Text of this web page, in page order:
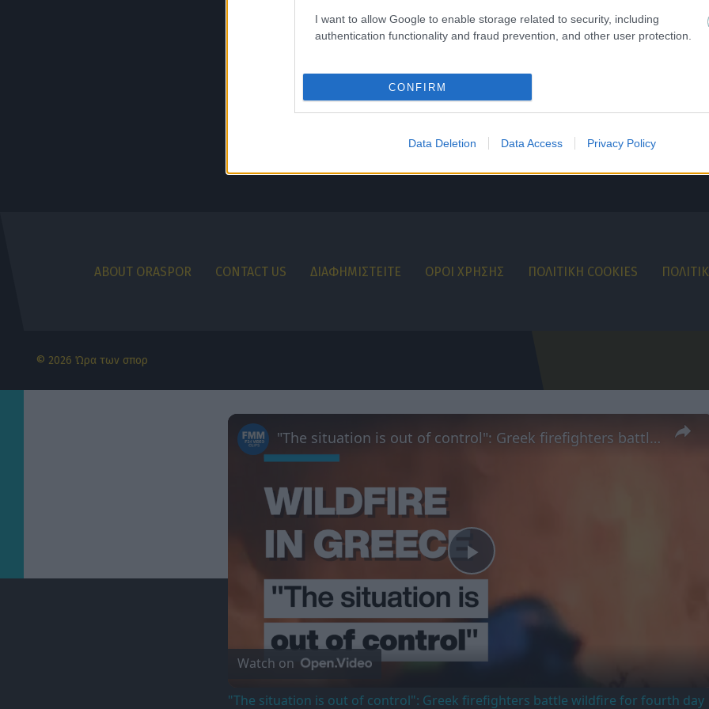
I want to allow Google to enable storage related to security, including
authentication functionality and fraud prevention, and other user protection.
CONFIRM
Data Deletion Data Access Privacy Policy
ABOUT ORASPOR CONTACT US ΔΙΑΦΗΜΙΣΤΕΙΤΕ ΟΡΟΙ ΧΡΗΣΗΣ ΠΟΛΙΤΙΚΗ COOKIES
© 2026 Ώρα των σπορ
×
Play
Video
"The situation is out of control": Greek firefighters battle wildfire for fourth day
Watch on
"The situation is out of control": Greek firefighters battle wildfire for fourth day